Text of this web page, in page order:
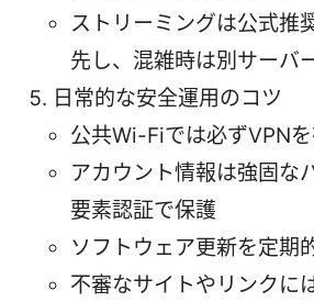
ストリーミングは公式推
先し、混雑時は別サーバ
日常的な安全運用のコツ
公共Wi-Fiでは必ずVPN
アカウント情報は強固な
要素認証で保護
ソフトウェア更新を定期
不審なサイトやリンクに